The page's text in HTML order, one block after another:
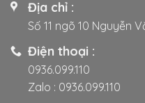
chọn
thể
được
chọn
Địa chỉ :
Số 11 ngõ 10 Nguyễn
Điện thoại :
0936.099.110
Zalo : 0936.099.110